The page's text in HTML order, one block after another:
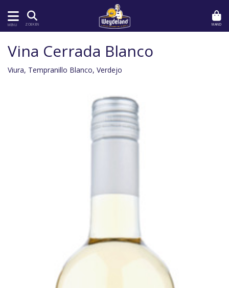
MENU ZOEKEN MAND
Vina Cerrada Blanco
Viura, Tempranillo Blanco, Verdejo